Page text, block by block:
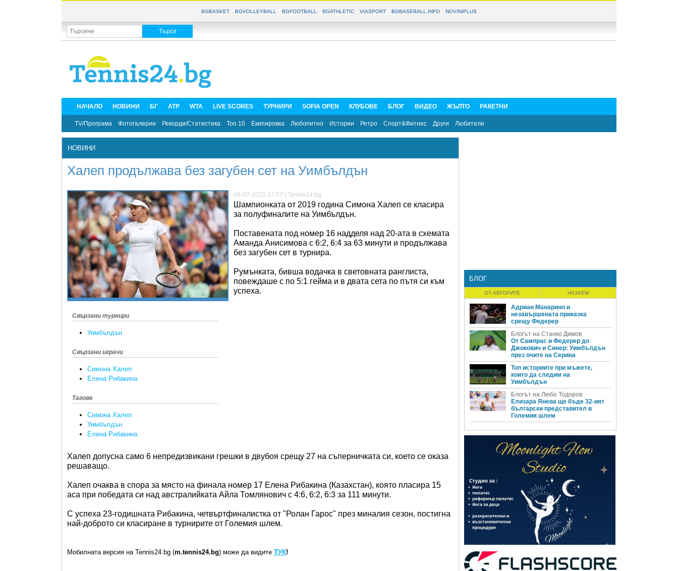
BGBASKET BGVOLLEYBALL BGFOOTBALL BGATHLETIC VIASPORT BGBASEBALL.INFO NOVINIPLUS
НАЧАЛО НОВИНИ БГ ATP WTA LIVE SCORES ТУРНИРИ SOFIA OPEN КЛУБОВЕ БЛОГ ВИДЕО ЖЪЛТО РАКЕТНИ
TV/Програма Фотогалерии Рекорди/Статистика Топ 10 Екипировка Любопитно Истории Ретро Спорт&Фитнес Други Любители
НОВИНИ
Халеп продължава без загубен сет на Уимбълдън
Свързани турнири
Уимбълдън
Свързани играчи
Симона Халеп
Елена Рибакина
Тагове
Симона Халеп
Уимбълдън
Елена Рибакина
06-07-2022 17:07 | Tennis24.bg
Шампионката от 2019 година Симона Халеп се класира
за полуфиналите на Уимбълдън.
Поставената под номер 16 надделя над 20-ата в схемата
Аманда Анисимова с 6:2, 6:4 за 63 минути и продължава
без загубен сет в турнира.
Румънката, бивша водачка в световната ранглиста,
повеждаше с по 5:1 гейма и в двата сета по пътя си към
успеха.
Халеп допусна само 6 непредизвикани грешки в двубоя срещу 27 на съперничката си, което се оказа
решаващо.
Халеп очаква в спора за място на финала номер 17 Елена Рибакина (Казахстан), която пласира 15
аса при победата си над австралийката Айла Томлянович с 4:6, 6:2, 6:3 за 111 минути.
С успеха 23-годишната Рибакина, четвъртфиналистка от "Ролан Гарос" през миналия сезон, постигна
най-доброто си класиране в турнирите от Големия шлем.
Мобилната версия на Tennis24.bg (m.tennis24.bg) може да видите ТУК!
БЛОГ
ОТ АВТОРИТЕ НАЗАЕМ
Адриан Манарино и
незавършената приказка
срещу Федерер
Блогът на Станко Димов
От Сампрас и Федерер до
Джокович и Синер: Уимбълдън
през очите на Серина
Топ историите при мъжете,
които да следим на
Уимбълдън
Блогът на Любо Тодоров
Елизара Янева ще бъде 32-ият
български представител в
Големия шлем